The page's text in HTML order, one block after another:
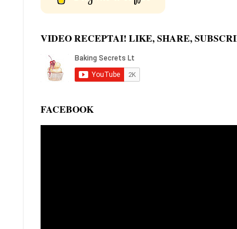
VIDEO RECEPTAI! LIKE, SHARE,
FACEBOOK